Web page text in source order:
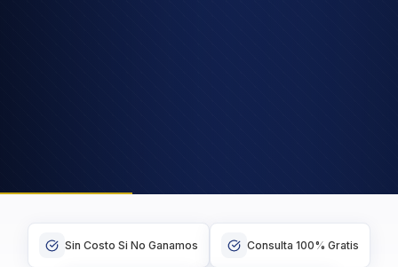
Sin Costo Si No Ganamos Consulta 100% Gratis